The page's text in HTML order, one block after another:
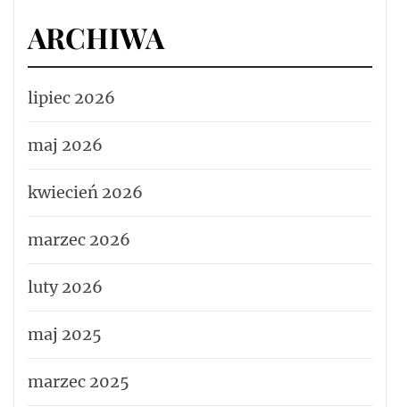
ARCHIWA
lipiec 2026
maj 2026
kwiecień 2026
marzec 2026
luty 2026
maj 2025
marzec 2025